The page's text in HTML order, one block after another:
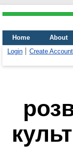
Home About
Login
Create Account